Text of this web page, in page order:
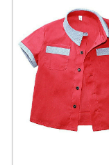
152-84
158-76
158-88